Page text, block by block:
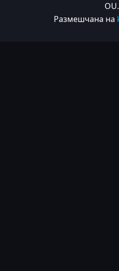
OU.
Размешчана на